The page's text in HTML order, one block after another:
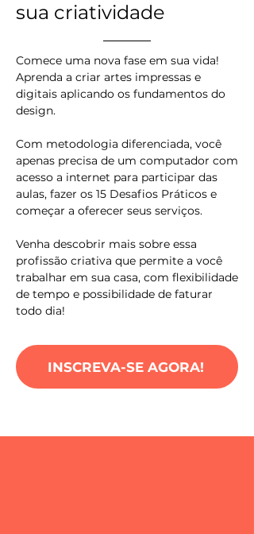
sua criatividade
Comece uma nova fase em sua vida!
Aprenda a criar artes impressas e
digitais aplicando os fundamentos do
design.
Com metodologia diferenciada, você
apenas precisa de um computador com
acesso a internet para participar das
aulas, fazer os 15 Desafios Práticos e
começar a oferecer seus serviços.
Venha descobrir mais sobre essa
profissão criativa que permite a você
trabalhar em sua casa, com flexibilidade
de tempo e possibilidade de faturar
todo dia!
INSCREVA-SE AGORA!